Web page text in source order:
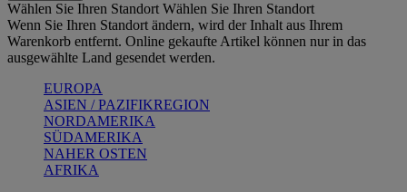
Wählen Sie Ihren Standort Wählen Sie Ihren Standort
Wenn Sie Ihren Standort ändern, wird der Inhalt aus Ihrem
Warenkorb entfernt. Online gekaufte Artikel können nur in das
ausgewählte Land gesendet werden.
EUROPA
ASIEN / PAZIFIKREGION
NORDAMERIKA
SÜDAMERIKA
NAHER OSTEN
AFRIKA